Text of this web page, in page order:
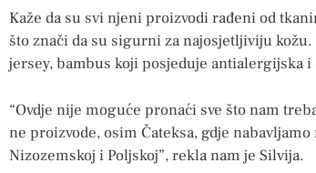
Kaže da su svi njeni proizvodi rađeni od
što znači da su sigurni za najosjetljiviju
jersey, bambus koji posjeduje antialergijska
“Ovdje nije moguće pronaći sve što nam
ne proizvode, osim Čateksa, gdje
Nizozemskoj i Poljskoj”, rekla nam je Silvija.